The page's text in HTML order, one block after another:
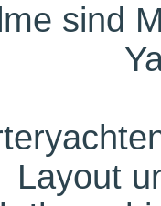
sind
Layout